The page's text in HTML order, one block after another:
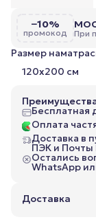
−10%
промокод При
Размер
120x200 cм
Бесплатная
Оплата
Доставка в
ПЭК и Почты
Остались
WhatsApp
Доставка